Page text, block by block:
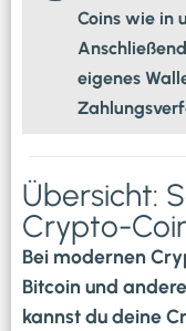
Coins wie in
eigenes
Übersicht:
Crypto-
Bei modernen
Bitcoin und
kannst du deine